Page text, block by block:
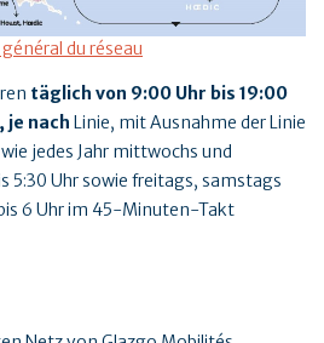
général du réseau
täglich von 9:00 Uhr bis 19:00
je nach Linie, mit Ausnahme der Linie
jedes Jahr mittwochs und
5:30 Uhr sowie freitags, samstags
6 Uhr im 45-Minuten-Takt